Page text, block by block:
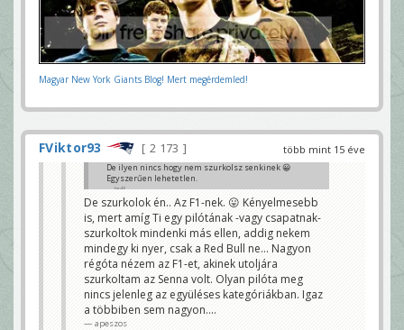
Magyar New York Giants Blog! Mert megérdemled!
több mint 15 éve
FViktor93 2 173
De ilyen nincs hogy nem szurkolsz senkinek 😀
Egyszerűen lehetetlen.
JayB
De szurkolok én.. Az F1-nek. 😛 Kényelmesebb
is, mert amíg Ti egy pilótának -vagy csapatnak-
szurkoltok mindenki más ellen, addig nekem
mindegy ki nyer, csak a Red Bull ne... Nagyon
régóta nézem az F1-et, akinek utoljára
szurkoltam az Senna volt. Olyan pilóta meg
nincs jelenleg az együléses kategóriákban. Igaz
a többiben sem nagyon....
apeszos